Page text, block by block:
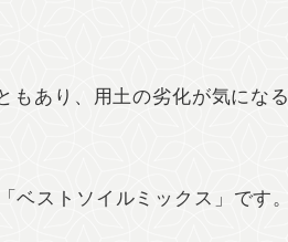
もあり、用土の劣化が気になる
ベストソイルミックス」です。